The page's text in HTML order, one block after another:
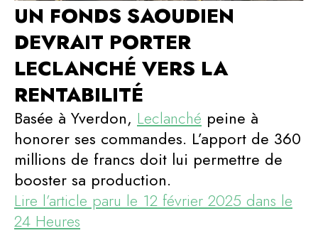
UN FONDS SAOUDIEN
DEVRAIT PORTER
LECLANCHÉ VERS LA
RENTABILITÉ
Basée à Yverdon, Leclanché peine à
honorer ses commandes. L’apport de 360
millions de francs doit lui permettre de
booster sa production.
Lire l’article paru le 12 février 2025 dans le
24 Heures